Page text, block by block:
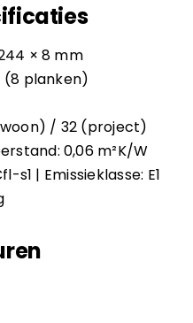
× 8 mm
(8 planken)
/ 32 (project)
0,06 m²K/W
s1 | Emissieklasse: E1